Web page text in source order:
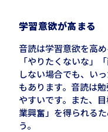
学習意欲が高まる
音読は学習意欲を高
「やりたくないな」
しない場合でも、い
もあります。音読は
やすいです。また、
業興奮」を得られる
う。